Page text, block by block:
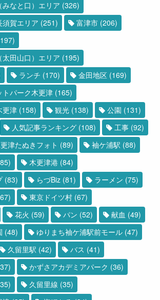
なと口）エリア (326)
賀エリア (251) 富津市 (206)
田山口）エリア (195)
ランチ (170) 金田地区 (169)
トパーク木更津 (165)
更津 (158) 観光 (138) 公園 (131)
人気記事ランキング (108) 工事 (92)
津たぬきフォト (89) 袖ケ浦駅 (88)
木更津港 (84)
(83) らづBiz (81) ラーメン (75)
東京ドイツ村 (67)
花火 (59) パン (52) 献血 (49)
(48) ゆりまち袖ケ浦駅前モール (47)
久留里駅 (42) バス (41)
かずさアカデミアパーク (36)
久留里線 (35)